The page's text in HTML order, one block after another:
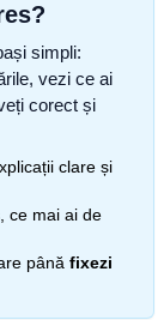
simpli:
vezi ce ai
corect și
clare și
ce mai ai de
până fixezi